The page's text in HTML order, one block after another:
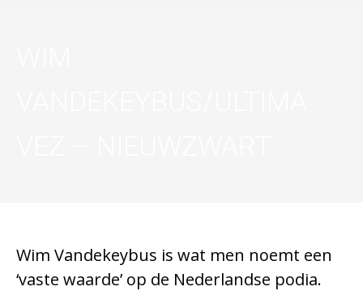
Wim Vandekeybus is wat men noemt een
‘vaste waarde’ op de Nederlandse podia.